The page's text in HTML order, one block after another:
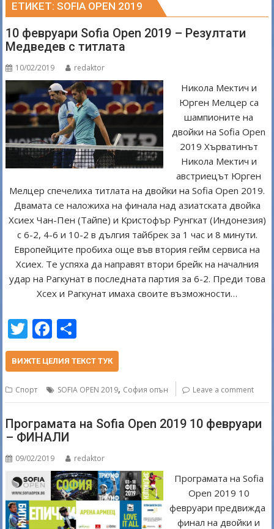
ЕТИКЕТ:SOFIA OPEN 2019
10 февруари Sofia Open 2019 – Резултати
Медведев с титлата
10/02/2019 redaktor
Никола Мектич и
Юрген Мелцер са
шампионите на
двойки на Sofia Open
2019 Хърватинът
Никола Мектич и
австриецът Юрген
Мелцер спечелиха титлата на двойки на Sofia Open 2019.
Двамата се наложиха на финала над азиатската двойка
Хсиех Чан-Пен (Тайпе) и Кристофър Рунгкат (Индонезия)
с 6-2, 4-6 и 10-2 в дългия тайбрек за 1 час и 8 минути.
Европейците пробиха още във втория гейм сервиса на
Хсиех. Те успяха да направят втори брейк на началния
удар на Рагкунат в последната партия за 6-2. Преди това
Хсех и Рагкунат имаха своите възможности…
T
w
itt
er
F
ac
e
b
o
o
k
h
ar
e
ВИЖТЕ ЦЕЛИЯ ТЕКСТ ТУК
Спорт SOFIA OPEN 2019, София опън Leave a comment
Програмата на Sofia Open 2019 10 февруари
– ФИНАЛИ
09/02/2019 redaktor
Програмата на Sofia
Open 2019 10
февруари предвижда
финал на двойки и